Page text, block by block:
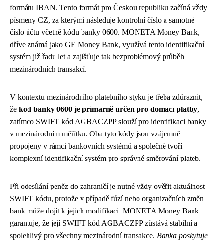
formátu IBAN. Tento formát pro Českou republiku začíná vždy
písmeny CZ, za kterými následuje kontrolní číslo a samotné
číslo účtu včetně kódu banky 0600. MONETA Money Bank,
dříve známá jako GE Money Bank, využívá tento identifikační
systém již řadu let a zajišťuje tak bezproblémový průběh
mezinárodních transakcí.
V kontextu mezinárodního platebního styku je třeba zdůraznit,
že kód banky 0600 je primárně určen pro domácí platby,
zatímco SWIFT kód AGBACZPP slouží pro identifikaci banky
v mezinárodním měřítku. Oba tyto kódy jsou vzájemně
propojeny v rámci bankovních systémů a společně tvoří
komplexní identifikační systém pro správné směrování plateb.
Při odesílání peněz do zahraničí je nutné vždy ověřit aktuálnost
SWIFT kódu, protože v případě fúzí nebo organizačních změn
bank může dojít k jejich modifikaci. MONETA Money Bank
garantuje, že její SWIFT kód AGBACZPP zůstává stabilní a
spolehlivý pro všechny mezinárodní transakce. Banka poskytuje